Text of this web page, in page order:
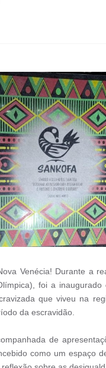
Venécia! Durante a
foi a inaugurado
que viveu na
da escravidão.
de
como um espaço